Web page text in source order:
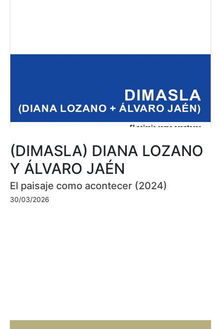
(DIMASLA) DIANA LOZANO
Y ÁLVARO JAÉN
El paisaje como acontecer (2024)
30/03/2026